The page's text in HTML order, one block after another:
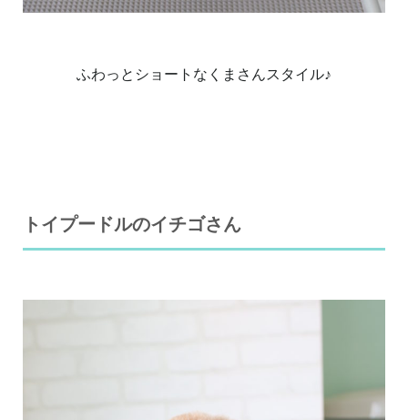
ふわっとショートなくまさんスタイル♪
トイプードルのイチゴさん